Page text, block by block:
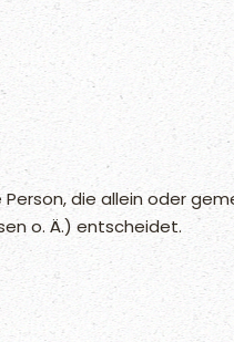
die allein oder
o. Ä.) entscheidet.